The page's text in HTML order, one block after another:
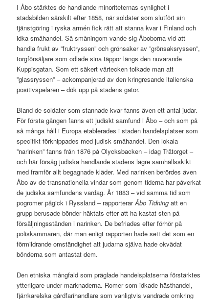
I Åbo stärktes de handlande minoriteternas synlighet i
stadsbilden särskilt efter 1858, när soldater som slutfört sin
tjänstgöring i ryska armén fick rätt att stanna kvar i Finland och
idka småhandel. Så småningom vande sig Åboborna vid att
handla frukt av ”fruktryssen” och grönsaker av ”grönsaksryssen”,
torgförsäljare som odlade sina täppor längs den nuvarande
Kuppisgatan. Som ett säkert vårtecken tolkade man att
”glassryssen” – ackompanjerad av den kringresande italienska
positivspelaren – dök upp på stadens gator.
Bland de soldater som stannade kvar fanns även ett antal judar.
För första gången fanns ett judiskt samfund i Åbo – och som på
så många håll i Europa etablerades i staden handelsplatser som
specifikt förknippades med judisk småhandel. Den lokala
”narinken” fanns från 1876 på Olycksbacken – idag Trätorget –
och här försåg judiska handlande stadens lägre samhällsskikt
med framför allt begagnade kläder. Med narinken berördes även
Åbo av de transnationella vindar som genom tiderna har påverkat
de judiska samfundens vardag. År 1883 – vid samma tid som
pogromer pågick i Ryssland – rapporterarÅbo Tidning att en
grupp berusade bönder häktats efter att ha kastat sten på
försäljningsstånden i narinken. De befriades efter förhör på
poliskammaren, där man enligt rapporten hade sett det som en
förmildrande omständighet att judarna själva hade okvädat
bönderna som antastat dem.
Den etniska mångfald som präglade handelsplatserna förstärktes
ytterligare under marknaderna. Romer som idkade hästhandel,
fjärrkarelska gårdfarihandlare som vanligtvis vandrade omkring